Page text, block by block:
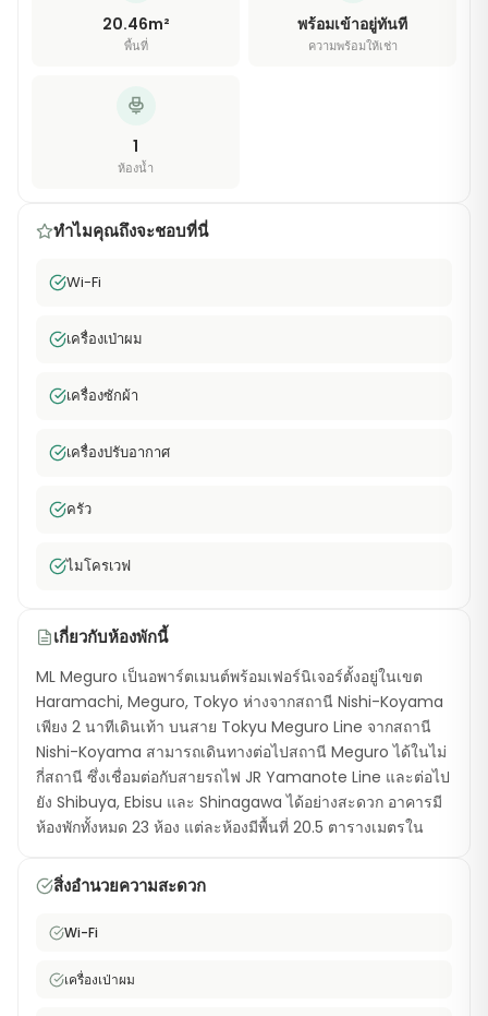
20.46m²
พื้นที่
พร้อมเข้าอยู่ทันที
ความพร้อมให้เช่า
1
ห้องน้ำ
ทำไมคุณถึงจะชอบที่นี่
Wi-Fi
เครื่องเป่าผม
เครื่องซักผ้า
เครื่องปรับอากาศ
ครัว
ไมโครเวฟ
เกี่ยวกับห้องพักนี้
ML Meguro เป็นอพาร์ตเมนต์พร้อมเฟอร์นิเจอร์ตั้งอยู่ในเขต
Haramachi, Meguro, Tokyo ห่างจากสถานี Nishi-Koyama
เพียง 2 นาทีเดินเท้า บนสาย Tokyu Meguro Line จากสถานี
Nishi-Koyama สามารถเดินทางต่อไปสถานี Meguro ได้ในไม่
กี่สถานี ซึ่งเชื่อมต่อกับสายรถไฟ JR Yamanote Line และต่อไป
ยัง Shibuya, Ebisu และ Shinagawa ได้อย่างสะดวก อาคารมี
ห้องพักทั้งหมด 23 ห้อง แต่ละห้องมีพื้นที่ 20.5 ตารางเมตรใน
เครื่องซักผ้าที่มีฟังก์ชันอบผ้า, เครื่องเป่าผมและ WiFi ความเร็วสูง
มาก เขต Meguro เป็นที่รู้จักด้านบรรยากาศชีวิตที่สงบสุข มี
สไตล์สมัยใหม่ และร้านอาหารท้องถิ่นและนานาชาติมากมาย
สิ่งอำนวยความสะดวก
Wi-Fi
เครื่องเป่าผม